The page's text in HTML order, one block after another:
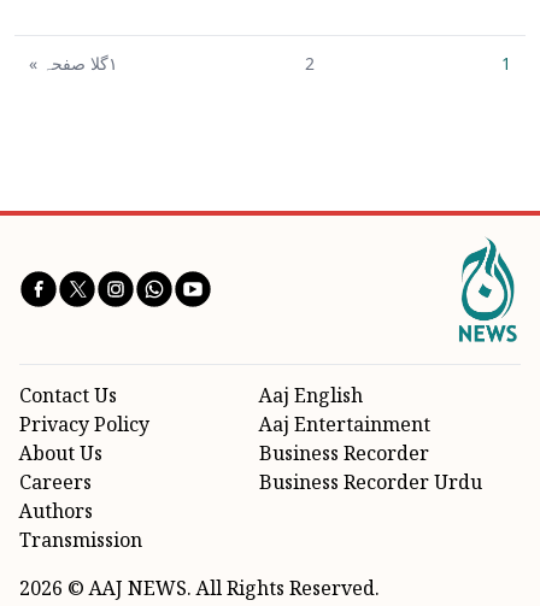
1
2 ١گلا صفحہ »
Aaj English
Aaj Entertainment
Business Recorder
Business Recorder Urdu
Contact Us
Privacy Policy
About Us
Careers
Authors
Transmission
2026 © AAJ NEWS. All Rights Reserved.